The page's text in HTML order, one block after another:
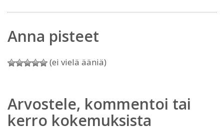
Anna pisteet
(ei vielä ääniä)
Arvostele, kommentoi tai
kerro kokemuksista